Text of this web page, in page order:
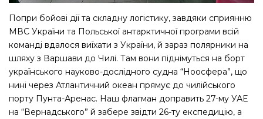
Попри бойові дії та складну логістику, завдяки сприянню
МВС України та Польської антарктичної програми всій
команді вдалося виїхати з України, й зараз полярники на
шляху з Варшави до Чилі. Там вони піднімуться на борт
українського науково-дослідного судна “Ноосфера”, що
нині через Атлантичний океан прямує до чилійського
порту Пунта-Аренас. Наш флагман доправить 27-му УАЕ
на “Вернадського” й забере звідти 26-ту експедицію, а